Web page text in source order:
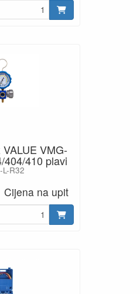
VMG-
404/410 plavi
R32
Cijena na upit